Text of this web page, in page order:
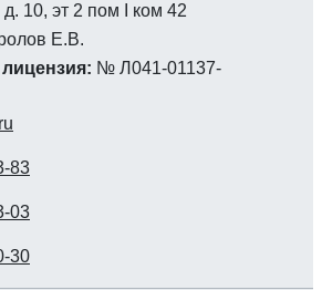
10, эт 2 пом I ком 42
Е.В.
№ Л041-01137-